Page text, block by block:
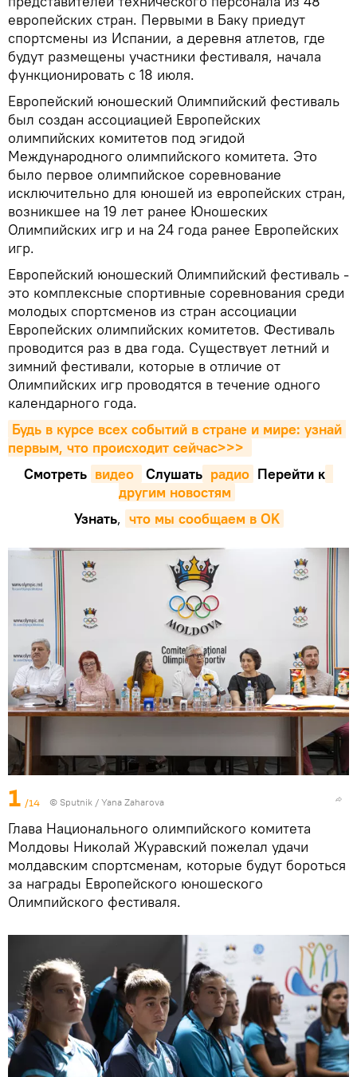
европейских стран. Первыми в Баку приедут
спортсмены из Испании, а деревня атлетов, где
будут размещены участники фестиваля, начала
функционировать с 18 июля.
Европейский юношеский Олимпийский фестиваль
был создан ассоциацией Европейских
олимпийских комитетов под эгидой
Международного олимпийского комитета. Это
было первое олимпийское соревнование
исключительно для юношей из европейских стран,
возникшее на 19 лет ранее Юношеских
Олимпийских игр и на 24 года ранее Европейских
игр.
Европейский юношеский Олимпийский фестиваль -
это комплексные спортивные соревнования среди
молодых спортсменов из стран ассоциации
Европейских олимпийских комитетов. Фестиваль
проводится раз в два года. Существует летний и
зимний фестивали, которые в отличие от
Олимпийских игр проводятся в течение одного
календарного года.
Будь в курсе всех событий в стране и мире: узнай
первым, что происходит сейчаc>>>
Смотреть видео Cлушать радио Перейти к
другим новостям
Узнать, что мы сообщаем в OK
1 /14 © Sputnik / Yana Zaharova
Глава Национального олимпийского комитета
Молдовы Николай Журавский пожелал удачи
молдавским спортсменам, которые будут бороться
за награды Европейского юношеского
Олимпийского фестиваля.